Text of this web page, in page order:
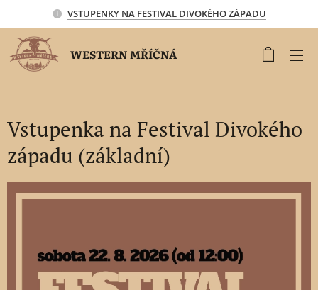
VSTUPENKY NA FESTIVAL DIVOKÉHO ZÁPADU
WESTERN MŘÍČNÁ
Vstupenka na Festival Divokého
západu (základní)